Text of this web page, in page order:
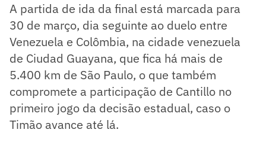
A partida de ida da final está marcada para
30 de março, dia seguinte ao duelo entre
Venezuela e Colômbia, na cidade venezuela
de Ciudad Guayana, que fica há mais de
5.400 km de São Paulo, o que também
compromete a participação de Cantillo no
primeiro jogo da decisão estadual, caso o
Timão avance até lá.